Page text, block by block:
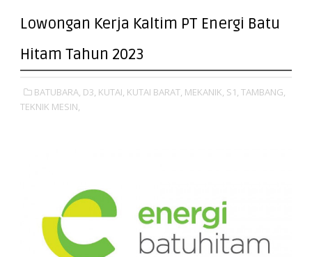
Lowongan Kerja Kaltim PT Energi Batu
Hitam Tahun 2023
BATUBARA, D3, KUTAI, KUTAI BARAT, MEKANIK, S1, TAMBANG,
TEKNIK MESIN,